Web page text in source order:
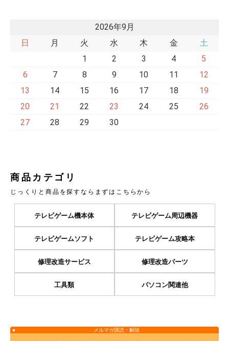
2026年9月
日
月 火 水 木 金
土
1
2 3 4
5
6
7 8 9 10 11
12
13
14 15 16 17 18
19
20
21 22 23 24 25
26
27
28 29 30
商品カテゴリ
じっくりと商品を探すならまずはこちらから
テレビゲーム機本体 テレビゲーム周辺機器
テレビゲームソフト テレビゲーム攻略本
修理改造サービス 修理改造パーツ
工具類 パソコン関連他
メルマガ購読・解除